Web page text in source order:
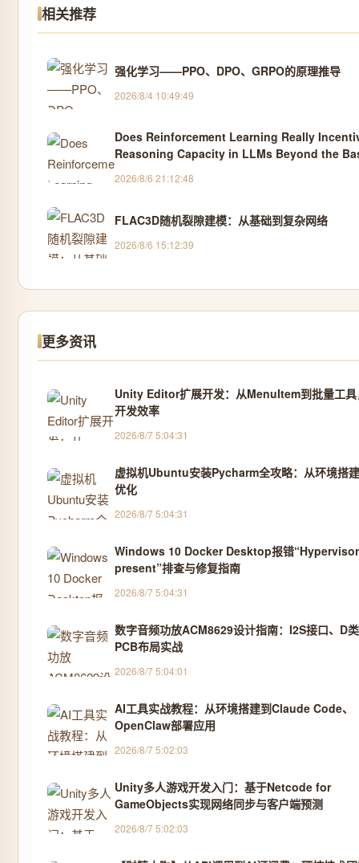
相关推荐
强化学习——PPO、DPO、GRPO的原理推导
2026/8/4 10:49:49
Does Reinforcement Learning Really
Reasoning Capacity in LLMs Beyond the
2026/8/6 21:12:48
FLAC3D随机裂隙建模：从基础到复杂网络
2026/8/6 15:12:39
更多资讯
Unity Editor扩展开发：从MenuItem到批量工具
开发效率
2026/8/7 5:04:31
虚拟机Ubuntu安装Pycharm全攻略：从环境搭
优化
2026/8/7 5:04:31
Windows 10 Docker Desktop报错
present”排查与修复指南
2026/8/7 5:04:31
数字音频功放ACM8629设计指南：I2S接口、D
PCB布局实战
2026/8/7 5:04:01
AI工具实战教程：从环境搭建到Claude Code、
OpenClaw部署应用
2026/8/7 5:02:03
Unity多人游戏开发入门：基于Netcode for
GameObjects实现网络同步与客户端预测
2026/8/7 5:02:03